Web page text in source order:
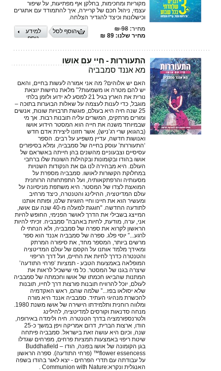
מקוריות ומחכימות, בחלקן אף מפתיעות, על שיפור
עצמי, ניהול חכם של קריירה, איך להתמודד עם אתגרים
וכישלונות וכיצד להגדיר הצלחה.
מחיר:98 ₪
מחיר שלנו: 89 ₪
למידע
נוסף
הוסף לסל
התעוררות - חיי עם אושו
מא אננד סמבביה
האם יש אלוהים? מה אני אמורה לעשות בחיים, והאם
יש להם מטרה או משמעות?” מלאת נחישות יוצאת
נורית את הארץ בגיל 21 למסע לא ידוע ולזמן בלתי
מוגבל, כדי לענות לעצמה על שאלות הבוערות בתוכה –
25 שנה חיה היא בעולם, פוגשת תרבויות שונות, אנשים
ומורים מרתקים, המשרים עליה תובנות רבות. אך מי
שבמיוחד משנה את חייה הוא המסטר הידוע אושו
(בהגואן שרי רג’ניש), אשר חזונו ליצירת אדם חדש
ואנושות חדשה, עדיין משפיע על רבים. הספר
‘התעוררות’ עוסק בחייה של סמבביה, ומלא בסיפורים
עסיסיים וצבעוניים מהשנים בהן חייתה באשראם של
אושו בהודו ובקומונות ובקהילות השונות שלו ברחבי
העולם. היא מבהירה לנו גם את הנקודות השנויות
במחלוקת הקשורות לאושו. סמבביה מספרת על
מסעותיה והרפתקאותיה, ועל התפתחותה הרוחנית
המואצת לצדו של המסטר. היא משתפת מניסיונה על
עולם המדיטציה, ההילינג והטנטרה, כיצד מרחיב
ומעשיר הוא את חיינו וחיי הזוגיות שלנו, ופותח אותנו
לתודעה החדשה. "חוגגת למעלה מ-40 שנה עם אושו,
המייצג בשבילי את הדרך לאושר הפנימי, החופש להיות
אני, ערה, מודעת, לחיות באהבה" סמבביה. זכיתי להיות
הראשון לקרוא את ספרה של סמבביה, ולא הנחתי לו
לרגע...” יוסי פלג. ספרה של סמבביה אננד הוא ספר
מרשים ביותר, המספר מחד, את סיפורה המרתק
ומאידך מלמד אותנו על הקסם של עולם המדיטציה
והטנטרה כדרך לחיות את החיים, ועל דרך הריפוי
המופלאה באמצעות הטבע - תמציות ‘פרחי התודעה’
שיצרה בגנו של המסטר. כל מי שישכיל לראות את
המתנות שהביאו חכמתו של אושו וחכמתה של סמבביה
לעולם, יוכל להרוויח תובנות פורצות דרך לחייו, תובנות
שלא יסולאו בפז...” שלמה שהם, ראש האקדמיה
להכשרת מנהיגי העתיד. סמבביה אננד היא מורה
ומלווה רוחנית ותלמידתו הישירה של אושו משנת 1980.
מנחה סדנאות וקורסים למדיטציה, להילינג
ולטרנספורמציה בדרך הטנטרה. חיה ולימדה באירופה,
הודו, ארצות הברית, דרום אמריקה ויפן במשך כ-25
שנה, וכיום היא עושה זאת בישראל. סמבביה פיתחה
שיטת ריפוי באמצעות תמציות פרחים, מפרחים שגדלו
בגן הקומונה של אושו בפונה, הודו – Buddhafield
flower essencess™ (פרחי התודעה). ספרה הראשון
על עבודתה עם תדרי הפרחים - יצא לאור בהודו בשפה
האנגלית ונקרא:Communion with Nature .